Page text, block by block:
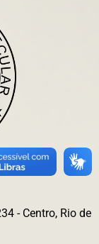
- Centro, Rio de